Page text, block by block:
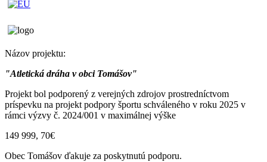
Názov projektu:
"Atletická dráha v obci Tomášov"
Projekt bol podporený z verejných zdrojov prostredníctvom
príspevku na projekt podpory športu schváleného v roku 2025 v
rámci výzvy č. 2024/001 v maximálnej výške
149 999, 70€
Obec Tomášov ďakuje za poskytnutú podporu.